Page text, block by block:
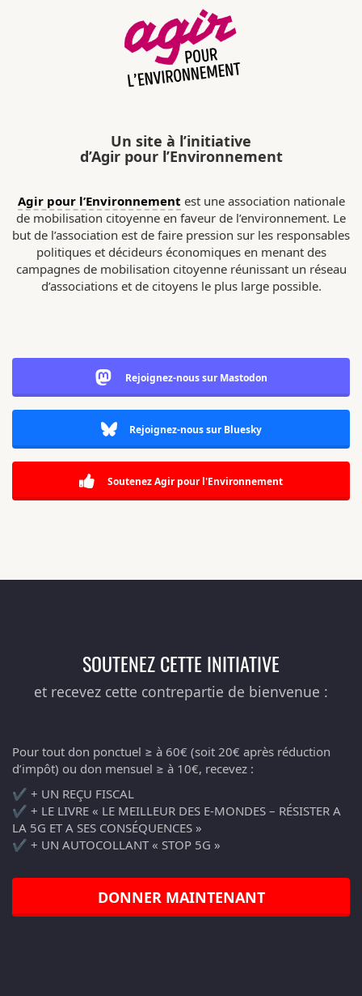
Un site à l’initiative
d’Agir pour l’Environnement
Agir pour l’Environnement est une association nationale
de mobilisation citoyenne en faveur de l’environnement. Le
but de l’association est de faire pression sur les responsables
politiques et décideurs économiques en menant des
campagnes de mobilisation citoyenne réunissant un réseau
d’associations et de citoyens le plus large possible.
Rejoignez-nous sur Mastodon
Rejoignez-nous sur Bluesky
Soutenez Agir pour l'Environnement
SOUTENEZ CETTE INITIATIVE
et recevez cette contrepartie de bienvenue :
Pour tout don ponctuel ≥ à 60€ (soit 20€ après réduction
d’impôt) ou don mensuel ≥ à 10€, recevez :
✔️ + UN REÇU FISCAL
✔️ + LE LIVRE « LE MEILLEUR DES E-MONDES – RÉSISTER A
LA 5G ET A SES CONSÉQUENCES »
✔️ + UN AUTOCOLLANT « STOP 5G »
DONNER MAINTENANT